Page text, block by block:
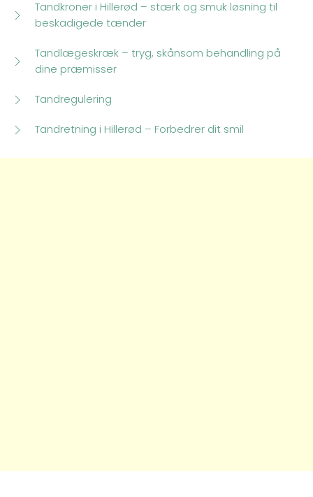
Tandkroner i Hillerød – stærk og smuk løsning til
beskadigede tænder
Tandlægeskræk – tryg, skånsom behandling på
dine præmisser
Tandregulering
Tandretning i Hillerød – Forbedrer dit smil